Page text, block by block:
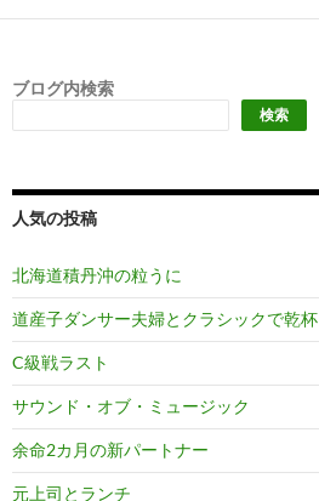
ブログ内検索
検索
人気の投稿
北海道積丹沖の粒うに
道産子ダンサー夫婦とクラシックで乾杯
C級戦ラスト
サウンド・オブ・ミュージック
余命2カ月の新パートナー
元上司とランチ